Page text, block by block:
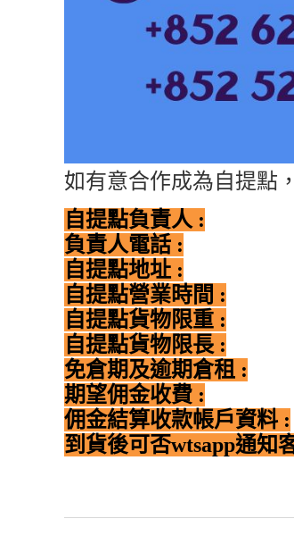
如有意合作成為自提點
自提點負責人 :
負責人電話 :
自提點地址 :
自提點營業時間 :
自提點貨物限重 :
自提點貨物限長 :
免倉期及逾期倉租 :
期望佣金收費 :
佣金結算收款帳戶資料 :
到貨後可否wtsapp通知